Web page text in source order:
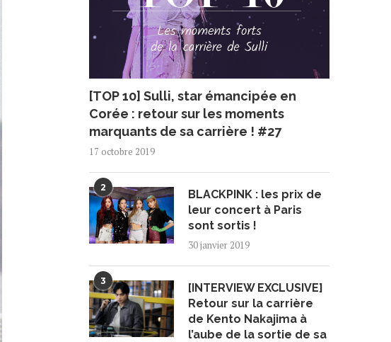
[TOP 10] Sulli, star émancipée en
Corée : retour sur les moments
marquants de sa carrière ! #27
17 octobre 2019
2
BLACKPINK : les prix de
leur concert à Paris
sont sortis !
30 janvier 2019
3
[INTERVIEW EXCLUSIVE]
Retour sur la carrière
de Kento Nakajima à
l’aube de la sortie de sa